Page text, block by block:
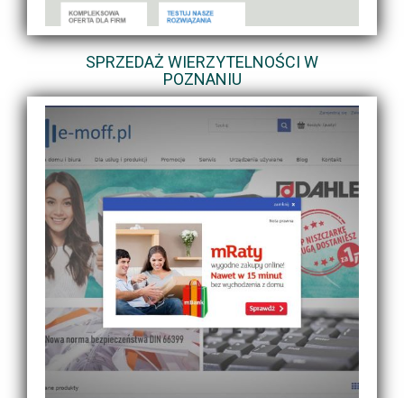
SPRZEDAŻ WIERZYTELNOŚCI W
POZNANIU